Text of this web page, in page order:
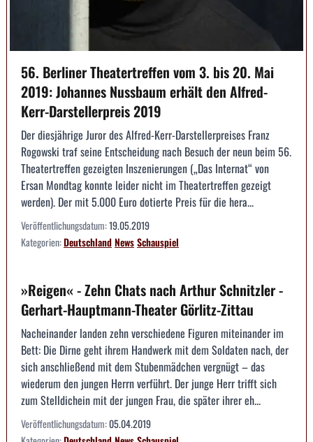
56. Berliner Theatertreffen vom 3. bis 20. Mai
2019: Johannes Nussbaum erhält den Alfred-
Kerr-Darstellerpreis 2019
Der diesjährige Juror des Alfred-Kerr-Darstellerpreises Franz
Rogowski traf seine Entscheidung nach Besuch der neun beim 56.
Theatertreffen gezeigten Inszenierungen („Das Internat“ von
Ersan Mondtag konnte leider nicht im Theatertreffen gezeigt
werden). Der mit 5.000 Euro dotierte Preis für die hera...
Veröffentlichungsdatum:19.05.2019
Kategorien:DeutschlandNewsSchauspiel
»Reigen« - Zehn Chats nach Arthur Schnitzler -
Gerhart-Hauptmann-Theater Görlitz-Zittau
Nacheinander landen zehn verschiedene Figuren miteinander im
Bett: Die Dirne geht ihrem Handwerk mit dem Soldaten nach, der
sich anschließend mit dem Stubenmädchen vergnügt – das
wiederum den jungen Herrn verführt. Der junge Herr trifft sich
zum Stelldichein mit der jungen Frau, die später ihrer eh...
Veröffentlichungsdatum:05.04.2019